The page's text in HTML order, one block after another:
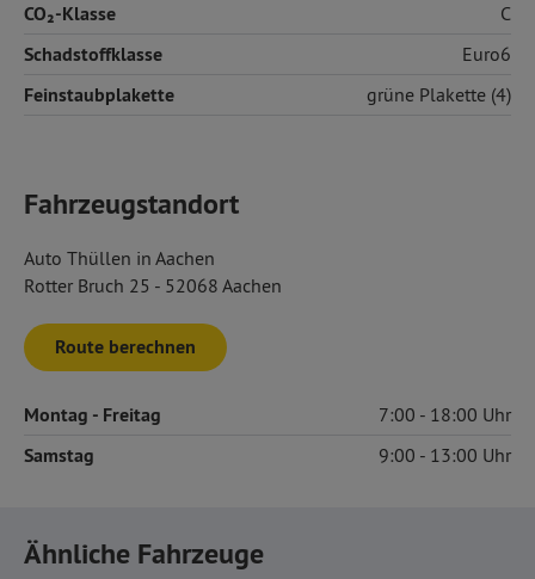
CO₂-Klasse C
Schadstoffklasse Euro6
Feinstaubplakette grüne Plakette (4)
Fahrzeugstandort
Auto Thüllen in Aachen
Rotter Bruch 25 - 52068 Aachen
Route berechnen
Montag - Freitag 7:00 18:00
Samstag 9:00 13:00
Ähnliche Fahrzeuge